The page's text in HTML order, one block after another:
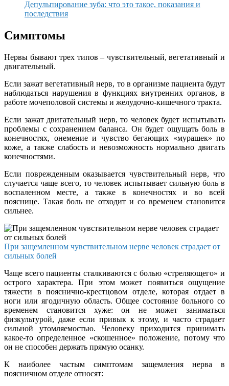
Депульпирование зуба: что это такое, показания и
последствия
Симптомы
Нервы бывают трех типов – чувствительный, вегетативный и
двигательный.
Если зажат вегетативный нерв, то в организме пациента будут
наблюдаться нарушения в функциях внутренних органов, в
работе мочеполовой системы и желудочно-кишечного тракта.
Если зажат двигательный нерв, то человек будет испытывать
проблемы с сохранением баланса. Он будет ощущать боль в
конечностях, онемение и чувство бегающих «мурашек» по
коже, а также слабость и невозможность нормально двигать
конечностями.
Если поврежденным оказывается чувствительный нерв, что
случается чаще всего, то человек испытывает сильную боль в
воспаленном месте, а также в конечностях и во всей
пояснице. Такая боль не отходит и со временем становится
сильнее.
При защемленном чувствительном нерве человек страдает от
сильных болей
Чаще всего пациенты сталкиваются с болью «стреляющего» и
острого характера. При этом может появиться ощущение
тяжести в пояснично-крестцовом отделе, которая отдает в
ноги или ягодичную область. Общее состояние больного со
временем становится хуже: он не может заниматься
физкультурой, даже если привык к этому, и часто страдает
сильной утомляемостью. Человеку приходится принимать
какое-то определенное «скошенное» положение, потому что
он не способен держать прямую осанку.
К наиболее частым симптомам защемления нерва в
поясничном отделе относят: